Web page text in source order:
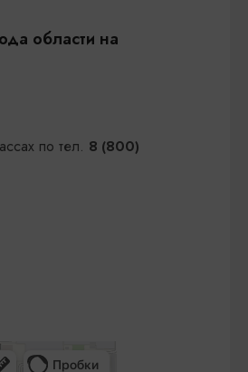
области на
по тел. 8 (800)